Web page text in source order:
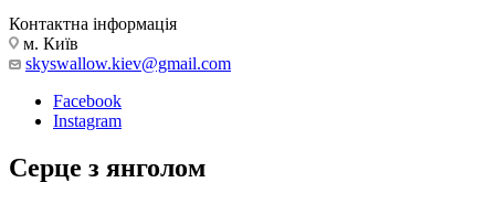
Контактна інформація
м. Київ
skyswallow.kiev@gmail.com
Facebook
Instagram
Серце з янголом